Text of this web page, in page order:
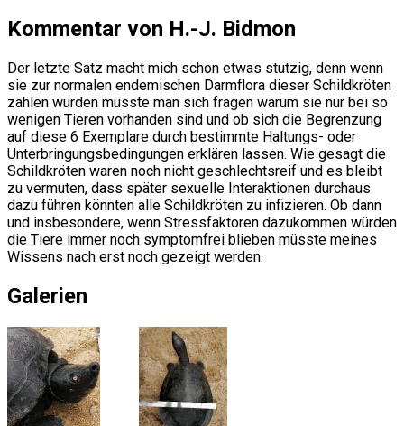
Kommentar von H.-J. Bidmon
Der letzte Satz macht mich schon etwas stutzig, denn wenn
sie zur normalen endemischen Darmflora dieser Schildkröten
zählen würden müsste man sich fragen warum sie nur bei so
wenigen Tieren vorhanden sind und ob sich die Begrenzung
auf diese 6 Exemplare durch bestimmte Haltungs- oder
Unterbringungsbedingungen erklären lassen. Wie gesagt die
Schildkröten waren noch nicht geschlechtsreif und es bleibt
zu vermuten, dass später sexuelle Interaktionen durchaus
dazu führen könnten alle Schildkröten zu infizieren. Ob dann
und insbesondere, wenn Stressfaktoren dazukommen würden
die Tiere immer noch symptomfrei blieben müsste meines
Wissens nach erst noch gezeigt werden.
Galerien